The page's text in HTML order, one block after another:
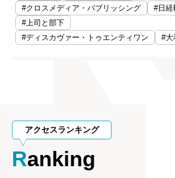
#クロスメディア・パブリッシング
#日経
#上司と部下
#ディスカヴァー・トゥエンティワン
#大
アクセスランキング
Ranking